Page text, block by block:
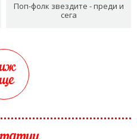
Поп-фолк звездите - преди и
сега